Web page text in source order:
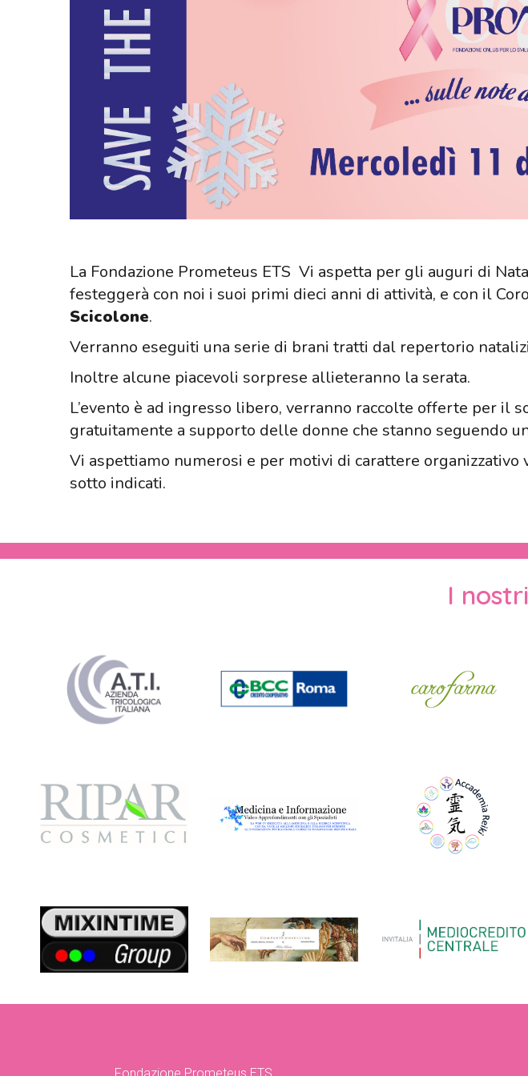
La Fondazione Prometeus ETS Vi aspetta per gli auguri di
festeggerà con noi i suoi primi dieci anni di attività, e con il
Scicolone.
Verranno eseguiti una serie di brani tratti dal repertorio
Inoltre alcune piacevoli sorprese allieteranno la serata.
L’evento è ad ingresso libero, verranno raccolte offerte per il
gratuitamente a supporto delle donne che stanno seguendo
Vi aspettiamo numerosi e per motivi di carattere
sotto indicati.
I